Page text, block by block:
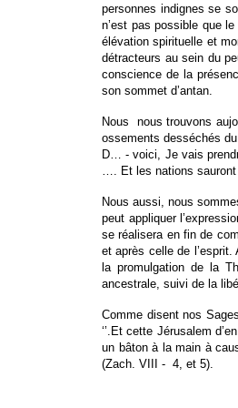
personnes indignes se
n’est pas possible que
élévation spirituelle et
détracteurs au sein du
conscience de la
son sommet d’antan.
Nous nous trouvons
ossements desséchés
D… - voici, Je vais
…. Et les nations
Nous aussi, nous
peut appliquer
se réalisera en fin de
et après celle de
la promulgation de la
ancestrale, suivi de la
Comme disent nos
‘’.Et cette Jérusalem
un bâton à la main à
(Zach. VIII - 4, et 5).